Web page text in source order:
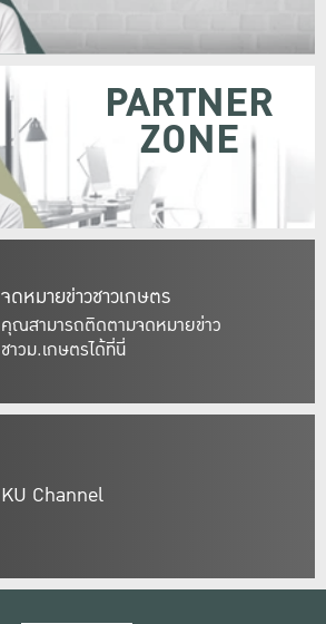
จดหมายข่าวชาวเกษตร
คุณสามารถติดตามจดหมายข่าว
ชาวม.เกษตรได้ที่นี่
PARTNER
ZONE
KU Channel